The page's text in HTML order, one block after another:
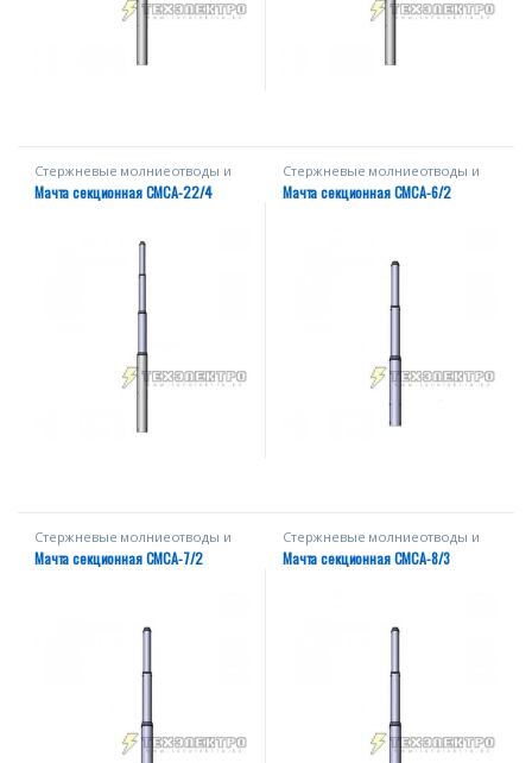
Стержневые молниеотводы и
мачты
Мачта секционная СМСА-22/4
Стержневые молниеотводы и
мачты
Мачта секционная СМСА-6/2
Стержневые молниеотводы и
мачты
Мачта секционная СМСА-7/2
Стержневые молниеотводы и
мачты
Мачта секционная СМСА-8/3